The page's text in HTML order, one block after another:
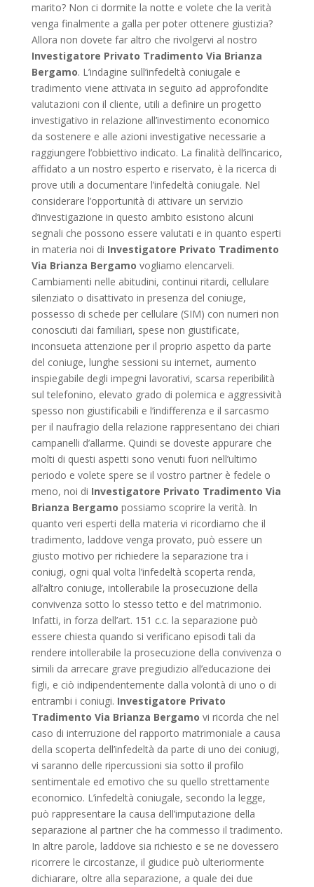
marito? Non ci dormite la notte e volete che la verità
venga finalmente a galla per poter ottenere giustizia?
Allora non dovete far altro che rivolgervi al nostro
Investigatore Privato Tradimento Via Brianza
Bergamo. L’indagine sull’infedeltà coniugale e
tradimento viene attivata in seguito ad approfondite
valutazioni con il cliente, utili a definire un progetto
investigativo in relazione all’investimento economico
da sostenere e alle azioni investigative necessarie a
raggiungere l’obbiettivo indicato. La finalità dell’incarico,
affidato a un nostro esperto e riservato, è la ricerca di
prove utili a documentare l’infedeltà coniugale. Nel
considerare l’opportunità di attivare un servizio
d’investigazione in questo ambito esistono alcuni
segnali che possono essere valutati e in quanto esperti
in materia noi di Investigatore Privato Tradimento
Via Brianza Bergamo vogliamo elencarveli.
Cambiamenti nelle abitudini, continui ritardi, cellulare
silenziato o disattivato in presenza del coniuge,
possesso di schede per cellulare (SIM) con numeri non
conosciuti dai familiari, spese non giustificate,
inconsueta attenzione per il proprio aspetto da parte
del coniuge, lunghe sessioni su internet, aumento
inspiegabile degli impegni lavorativi, scarsa reperibilità
sul telefonino, elevato grado di polemica e aggressività
spesso non giustificabili e l’indifferenza e il sarcasmo
per il naufragio della relazione rappresentano dei chiari
campanelli d’allarme. Quindi se doveste appurare che
molti di questi aspetti sono venuti fuori nell’ultimo
periodo e volete spere se il vostro partner è fedele o
meno, noi di Investigatore Privato Tradimento Via
Brianza Bergamo possiamo scoprire la verità. In
quanto veri esperti della materia vi ricordiamo che il
tradimento, laddove venga provato, può essere un
giusto motivo per richiedere la separazione tra i
coniugi, ogni qual volta l’infedeltà scoperta renda,
all’altro coniuge, intollerabile la prosecuzione della
convivenza sotto lo stesso tetto e del matrimonio.
Infatti, in forza dell’art. 151 c.c. la separazione può
essere chiesta quando si verificano episodi tali da
rendere intollerabile la prosecuzione della convivenza o
simili da arrecare grave pregiudizio all’educazione dei
figli, e ciò indipendentemente dalla volontà di uno o di
entrambi i coniugi. Investigatore Privato
Tradimento Via Brianza Bergamo vi ricorda che nel
caso di interruzione del rapporto matrimoniale a causa
della scoperta dell’infedeltà da parte di uno dei coniugi,
vi saranno delle ripercussioni sia sotto il profilo
sentimentale ed emotivo che su quello strettamente
economico. L’infedeltà coniugale, secondo la legge,
può rappresentare la causa dell’imputazione della
separazione al partner che ha commesso il tradimento.
In altre parole, laddove sia richiesto e se ne dovessero
ricorrere le circostanze, il giudice può ulteriormente
dichiarare, oltre alla separazione, a quale dei due